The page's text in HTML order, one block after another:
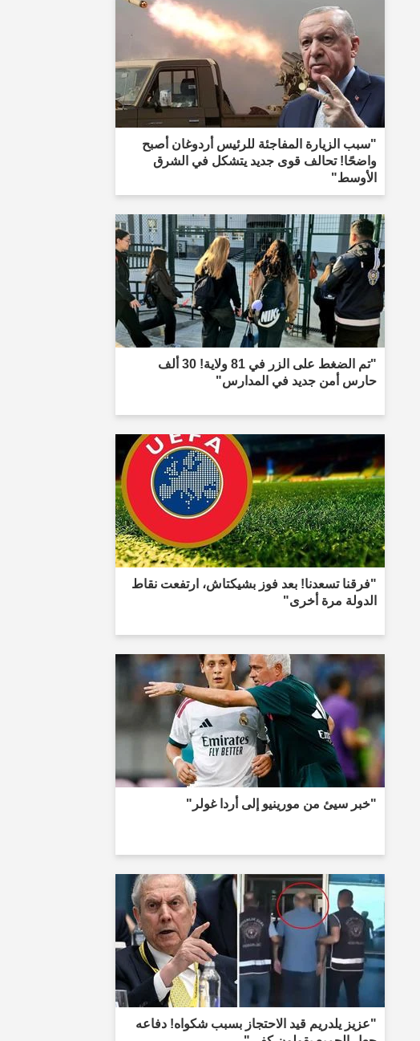
"سبب الزيارة المفاجئة للرئيس أردوغان أصبح
واضحًا! تحالف قوى جديد يتشكل في الشرق
الأوسط"
"تم الضغط على الزر في 81 ولاية! 30 ألف
حارس أمن جديد في المدارس"
"فرقنا تسعدنا! بعد فوز بشيكتاش، ارتفعت نقاط
الدولة مرة أخرى"
"خبر سيئ من مورينيو إلى أردا غولر"
"عزيز يلدريم قيد الاحتجاز بسبب شكواه! دفاعه